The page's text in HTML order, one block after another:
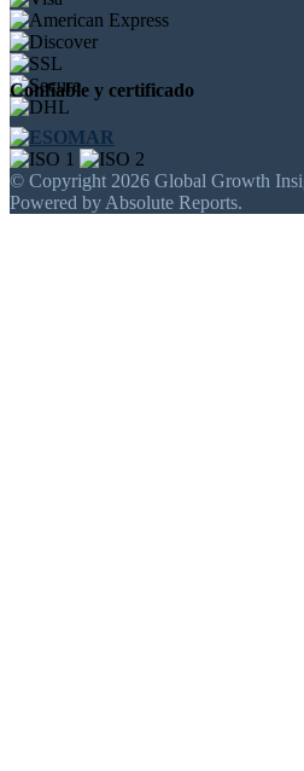
Confiable y certificado
© Copyright 2026 Global Growth
Powered by Absolute Reports.